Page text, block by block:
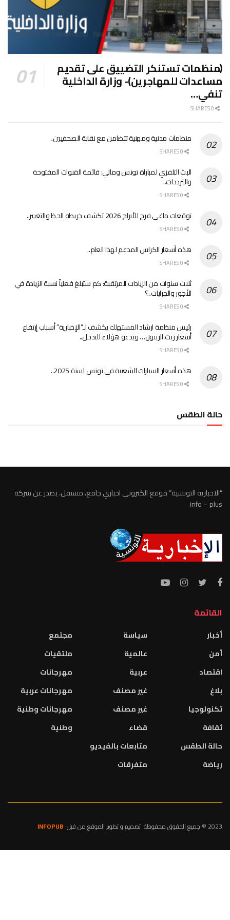
(منظمات تستنكر التضييق على تقديم
مساعدات للمهاجرين)- وزارة الداخلية
تنفي…
منظمات مدنية ومهنية تتضامن مع نقابة الصحفيين..
البث التلفزي لمباراة تونس ومالي: قائمة القنوات المفتوحة
والترددات..
توقعات ماغي فرح للأبراج 2026 تكشف خريطة الحظ والتغيير..
هذه أسعار الكراس المدعم لهذا العام..
ثلاث سنوات من الزيادات المرتقبة: كم ستبلغ فعلياً نسبة الزيادة في
الأجور والجرايات..؟
رئيس منظمة ارشاد المستهلك يكشف لـ”الإخبارية” أسباب إرتفاع
أسعار زيت الزيتون… ويدعو هؤلاء للتدخل..
هذه أسعار السيارات الشعبية في تونس لسنة 2025..
حالة الطقس
“الاخبارية التونسية” موقع الكتروني اخباري جامع، مستقل، يصدر عن شركة
info – plus
القائمة
أخبار
أمن
اقتصاد
بلاغ
تكنولوجيا
ثقافة
حالة الطقس
رياضة
سياسة
عالمية
عربية
غير مصنف
غير مصنف
قضاء
متابعات بالفيديو
متفرقات
مجتمع
ملتقيات
مهرجانات
مهرجانات عربية
مهرجانات وطنية
وطنية
2023 © جميع الحقوق محفوظة. تصميم و تطوير الموقع من قبل: INFOPUB